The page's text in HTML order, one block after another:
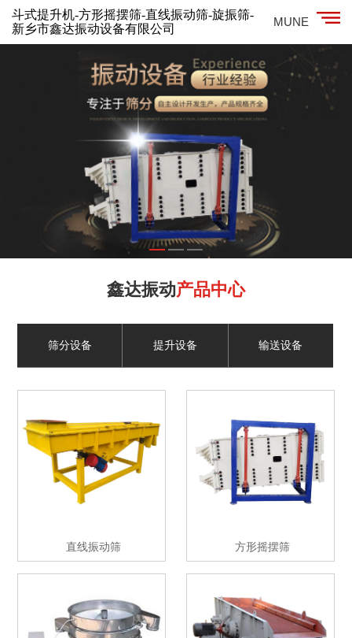
斗式提升机-方形摇摆筛-直线振动筛-旋振筛-
新乡市鑫达振动设备有限公司
MUNE
鑫达振动产品中心
筛分设备 提升设备 输送设备
直线振动筛 方形摇摆筛